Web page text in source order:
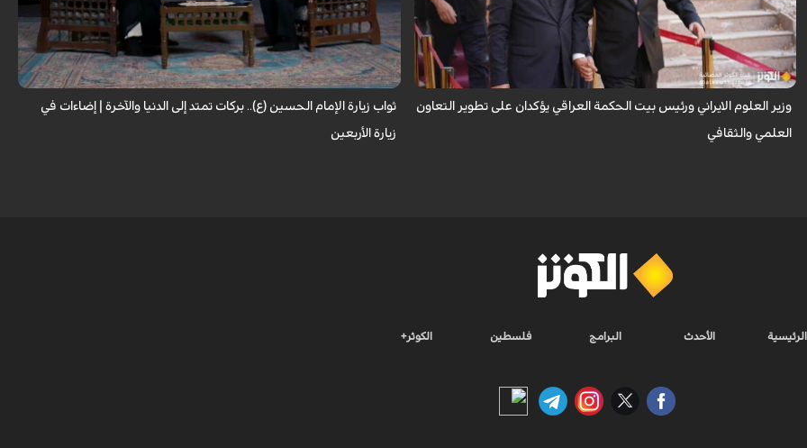
التقى وزير العلوم والبحوث والتكنولوجيا الايراني، حسين سيمائي صراف، خلال
زيارته للعراق، مع نعيم العبودي، رئيس بيت الحكمة العراقي، وبحثا استراتيجيات
تط...
وزير العلوم الايراني ورئيس بيت الحكمة العراقي يؤكدان على تطوير التعاون
العلمي والثقافي
لا تقتصر زيارة الإمام الحسين (عليه السلام) على أداء شعيرةٍ إيمانية، بل تحمل في
طياتها ثوابًا عظيمًا وآثارًا مباركة تنعكس على حياة الزائر. فما هي النعم...
ثواب زيارة الإمام الحسين (ع).. بركات تمتد إلى الدنيا والآخرة | إضاءات في
زيارة الأربعين
الرئيسية الأحدث البرامج فلسطين الكوثر+